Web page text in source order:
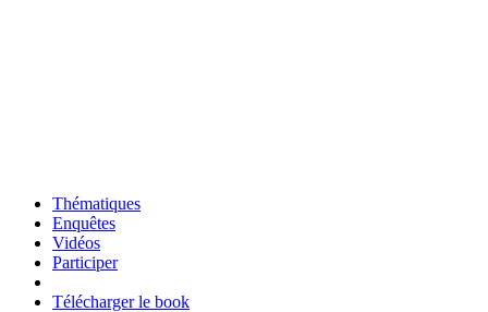
Thématiques
Enquêtes
Vidéos
Participer
Télécharger le book